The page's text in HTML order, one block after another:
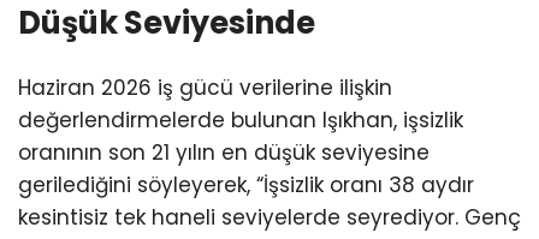
Düşük Seviyesinde
Haziran 2026 iş gücü verilerine ilişkin
değerlendirmelerde bulunan Işıkhan, işsizlik
oranının son 21 yılın en düşük seviyesine
gerilediğini söyleyerek, “İşsizlik oranı 38 aydır
kesintisiz tek haneli seviyelerde seyrediyor. Genç